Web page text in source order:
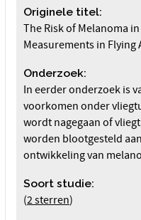
Originele titel:
The Risk of Melanoma
Measurements in Flying
Onderzoek:
In eerder onderzoek is
voorkomen onder
wordt nagegaan of
worden blootgesteld
ontwikkeling van
Soort studie:
(2 sterren)